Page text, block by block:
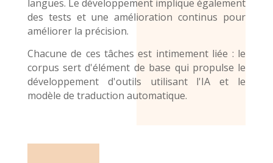
langues. Le développement implique également
des tests et une amélioration continus pour
améliorer la précision.
Chacune de ces tâches est intimement liée : le
corpus sert d'élément de base qui propulse le
développement d'outils utilisant l'IA et le
modèle de traduction automatique.